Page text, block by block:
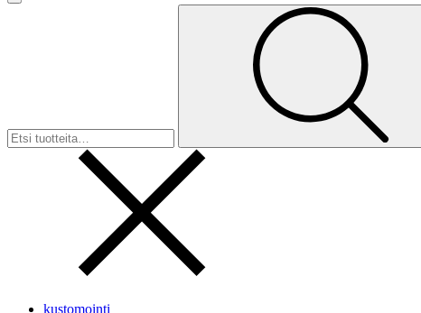
kustomointi